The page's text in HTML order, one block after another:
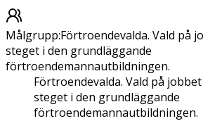
Målgrupp:Förtroendevalda. Vald på
steget i den grundläggande
förtroendemannautbildningen.
Förtroendevalda. Vald på
steget i den grundläggande
förtroendemannautbildningen.